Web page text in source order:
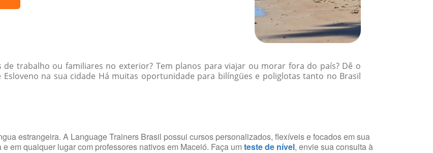
de trabalho ou familiares no exterior? Tem planos para viajar ou morar fora do país? Dê o
na sua cidade Há muitas oportunidade para bilíngües e poliglotas tanto no Brasil
estrangeira. A Language Trainers Brasil possui cursos personalizados, flexíveis e focados em sua
em qualquer lugar com professores nativos em Maceió. Faça um teste de nível, envie sua consulta à